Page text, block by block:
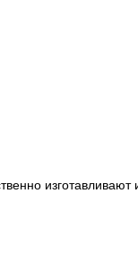
изготавливают